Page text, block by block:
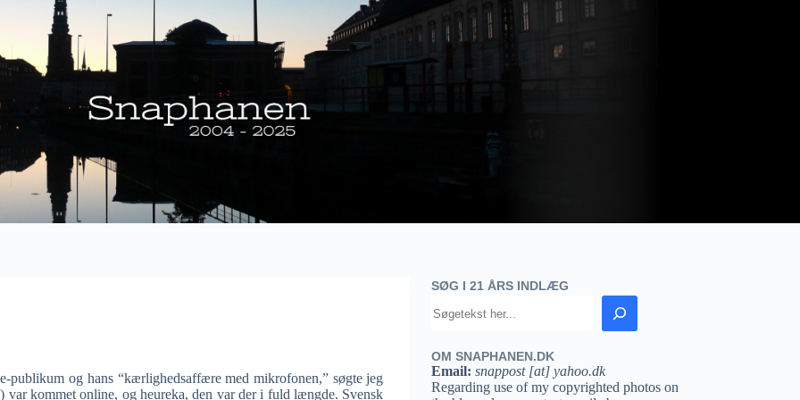
publikum og hans “kærlighedsaffære med mikrofonen,” søgte jeg
var kommet online, og heureka, den var der i fuld længde. Svensk
SØG I 21 ÅRS INDLÆG
OM SNAPHANEN.DK
Email: snappost [at] yahoo.dk
Regarding use of my copyrighted photos on